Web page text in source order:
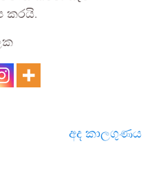
කරයි.
අද කාලගුණය